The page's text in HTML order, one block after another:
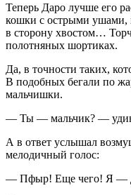
Теперь Даро лучше его
кошки с острыми ушами,
в сторону хвостом…
полотняных шортиках.
Да, в точности таких,
В подобных бегали по
мальчишки.
— Ты — мальчик? —
А в ответ услышал
мелодичный голос:
— Пфыр! Еще чего! Я —